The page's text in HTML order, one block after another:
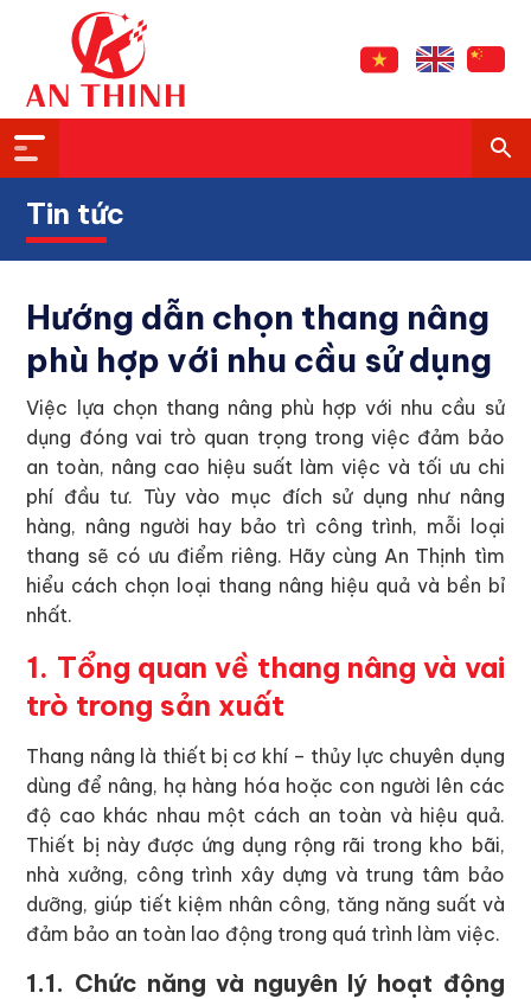
Tin tức
Hướng dẫn chọn thang nâng
phù hợp với nhu cầu sử dụng
Việc lựa chọn thang nâng phù hợp với nhu cầu sử
dụng đóng vai trò quan trọng trong việc đảm bảo
an toàn, nâng cao hiệu suất làm việc và tối ưu chi
phí đầu tư. Tùy vào mục đích sử dụng như nâng
hàng, nâng người hay bảo trì công trình, mỗi loại
thang sẽ có ưu điểm riêng. Hãy cùng An Thịnh tìm
hiểu cách chọn loại thang nâng hiệu quả và bền bỉ
nhất.
1. Tổng quan về thang nâng và vai
trò trong sản xuất
Thang nâng là thiết bị cơ khí – thủy lực chuyên dụng
dùng để nâng, hạ hàng hóa hoặc con người lên các
độ cao khác nhau một cách an toàn và hiệu quả.
Thiết bị này được ứng dụng rộng rãi trong kho bãi,
nhà xưởng, công trình xây dựng và trung tâm bảo
dưỡng, giúp tiết kiệm nhân công, tăng năng suất và
đảm bảo an toàn lao động trong quá trình làm việc.
1.1. Chức năng và nguyên lý hoạt động